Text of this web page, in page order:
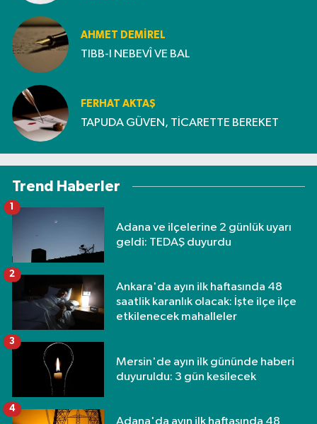
AHMET DEMİREL
TIBB-I NEBEVÎ VE BAL
FERHAT AKTAŞ
TAPUDA GÜVEN, TİCARETTE BEREKET
Trend Haberler
Adana ve ilçelerine 2 günlük uyarı
geldi: TEDAŞ duyurdu
1
Ankara'da ayın ilk haftasında 48
saatlik karanlık olacak: İşte ilçe ilçe
etkilenecek mahalleler
2
Mersin'de ayın ilk gününde haberi
duyuruldu: 3 gün kesilecek
3
4